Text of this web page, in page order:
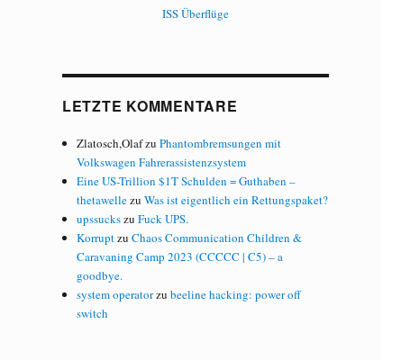
ISS Überflüge
LETZTE KOMMENTARE
Zlatosch,OlafzuPhantombremsungen mit
Volkswagen Fahrerassistenzsystem
Eine US-Trillion $1T Schulden = Guthaben –
thetawellezuWas ist eigentlich ein Rettungspaket?
upssuckszuFuck UPS.
KorruptzuChaos Communication Children &
Caravaning Camp 2023 (CCCCC | C5) – a
goodbye.
system operatorzubeeline hacking: power off
switch